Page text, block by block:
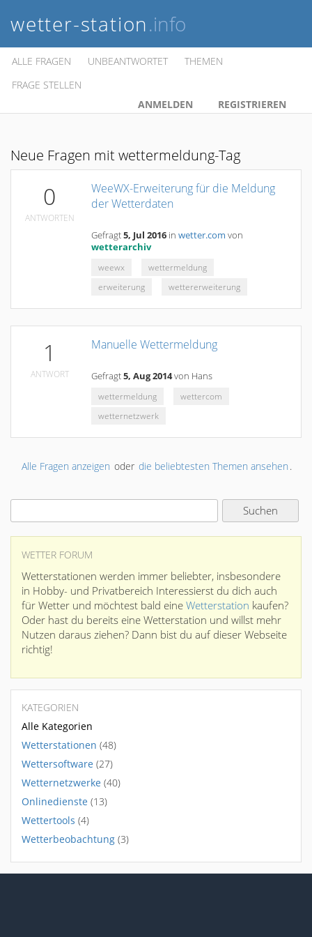
wetter-station.info
ALLE FRAGEN UNBEANTWORTET
THEMEN
FRAGE STELLEN
ANMELDEN
REGISTRIEREN
Neue Fragen mit wettermeldung-Tag
0
ANTWORTEN
WeeWX-Erweiterung für die Meldung
der Wetterdaten
Gefragt5, Jul 2016 in wetter.com von
wetterarchiv
weewx
wettermeldung
erweiterung
wettererweiterung
1
ANTWORT
Manuelle Wettermeldung
Gefragt5, Aug 2014von Hans
wettermeldung
wettercom
wetternetzwerk
Alle Fragen anzeigen oder die beliebtesten Themen ansehen .
WETTER FORUM
Wetterstationen werden immer beliebter, insbesondere
in Hobby- und Privatbereich Interessierst du dich auch
für Wetter und möchtest bald eine Wetterstation kaufen?
Oder hast du bereits eine Wetterstation und willst mehr
Nutzen daraus ziehen? Dann bist du auf dieser Webseite
richtig!
KATEGORIEN
Alle Kategorien
Wetterstationen (48)
Wettersoftware (27)
Wetternetzwerke (40)
Onlinedienste (13)
Wettertools (4)
Wetterbeobachtung (3)